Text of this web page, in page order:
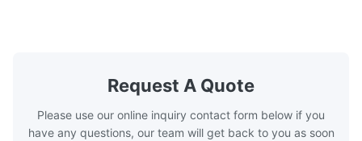
boilers is generally in the temperature
range of 200°C – 250°C, so there
Request A Quote
Please use our online inquiry contact form below if you
have any questions, our team will get back to you as soon